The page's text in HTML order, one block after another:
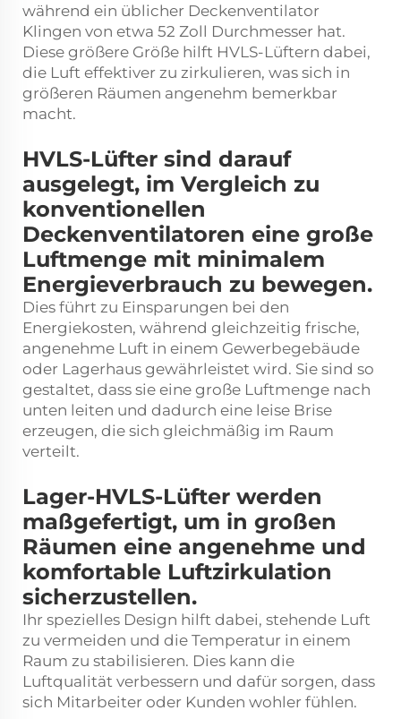
während ein üblicher Deckenventilator
Klingen von etwa 52 Zoll Durchmesser hat.
Diese größere Größe hilft HVLS-Lüftern dabei,
die Luft effektiver zu zirkulieren, was sich in
größeren Räumen angenehm bemerkbar
macht.
HVLS-Lüfter sind darauf
ausgelegt, im Vergleich zu
konventionellen
Deckenventilatoren eine große
Luftmenge mit minimalem
Energieverbrauch zu bewegen.
Dies führt zu Einsparungen bei den
Energiekosten, während gleichzeitig frische,
angenehme Luft in einem Gewerbegebäude
oder Lagerhaus gewährleistet wird. Sie sind so
gestaltet, dass sie eine große Luftmenge nach
unten leiten und dadurch eine leise Brise
erzeugen, die sich gleichmäßig im Raum
verteilt.
Lager-HVLS-Lüfter werden
maßgefertigt, um in großen
Räumen eine angenehme und
komfortable Luftzirkulation
sicherzustellen.
Ihr spezielles Design hilft dabei, stehende Luft
zu vermeiden und die Temperatur in einem
Raum zu stabilisieren. Dies kann die
Luftqualität verbessern und dafür sorgen, dass
sich Mitarbeiter oder Kunden wohler fühlen.